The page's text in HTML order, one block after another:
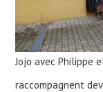
Jojo avec Philippe
raccompagnent